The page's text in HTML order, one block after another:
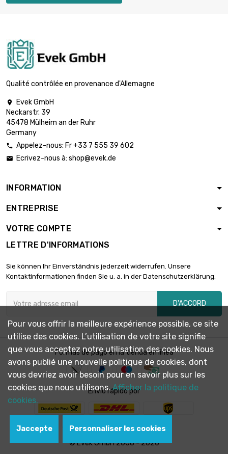
20mm
Qualité contrôlée en provenance d'Allemagne

Evek GmbH
Neckarstr. 39
45478 Mülheim an der Ruhr
Germany
 Appelez-nous: Fr +33 7 555 39 602
 Ecrivez-nous à: shop@evek.de
INFORMATION
ENTREPRISE
VOTRE COMPTE
LETTRE D'INFORMATIONS
Sie können Ihr Einverständnis jederzeit widerrufen. Unsere
Kontaktinformationen finden Sie u. a. in der Datenschutzerklärung.
D'ACCORD
Formas de pago en la tienda en línea
Envío rápido por
© Evek GmbH 2008 - 2026
Pour vous offrir la meilleure expérience possible, ce site
utilise des cookies. L’utilisation de votre site signifie
que vous acceptez notre utilisation des cookies. Nous
avons publié une nouvelle politique de cookies, dont
vous devriez avoir besoin pour en savoir plus sur les
cookies que nous utilisons.Afficher la politique de
cookies.
Jaccepte Personnaliser les cookies